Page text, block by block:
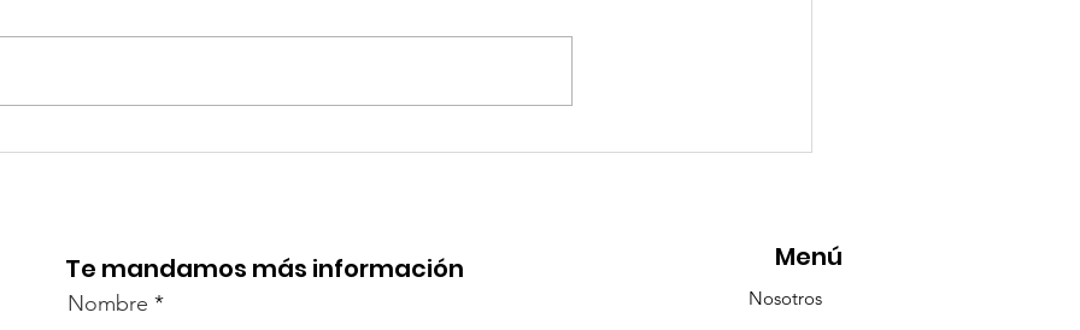
TourTravelynByFraveo
ViveMásViajandoByFraveo
Te mandamos más información
Nombre
Menú
Nosotros